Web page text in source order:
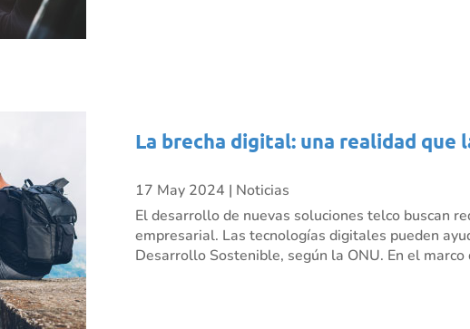
La brecha digital: una realidad que
17 May 2024 | Noticias
El desarrollo de nuevas soluciones telco buscan
empresarial. Las tecnologías digitales pueden
Desarrollo Sostenible, según la ONU. En el